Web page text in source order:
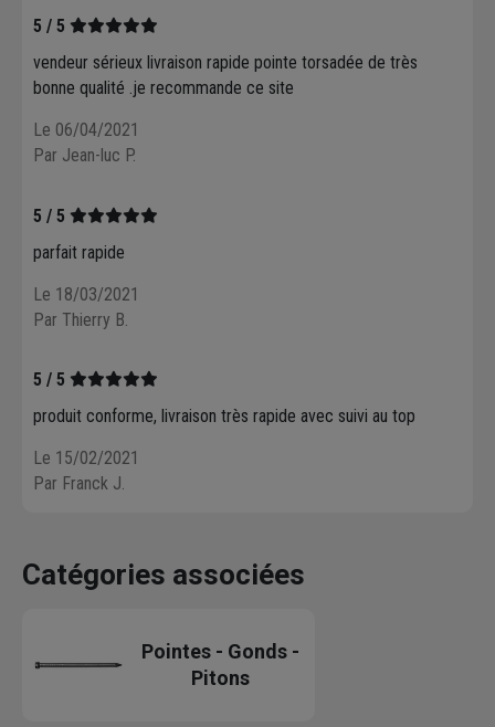
5 / 5
vendeur sérieux livraison rapide pointe torsadée de très
bonne qualité .je recommande ce site
Le 06/04/2021
Par Jean-luc P.
5 / 5
parfait rapide
Le 18/03/2021
Par Thierry B.
5 / 5
produit conforme, livraison très rapide avec suivi au top
Le 15/02/2021
Par Franck J.
Catégories associées
Pointes - Gonds -
Pitons